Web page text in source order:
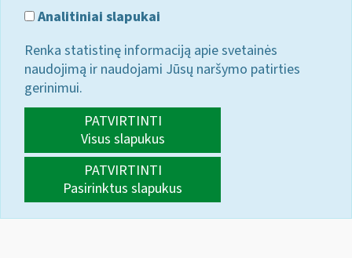
Analitiniai slapukai
Renka statistinę informaciją apie svetainės
naudojimą ir naudojami Jūsų naršymo patirties
gerinimui.
PATVIRTINTI
Visus slapukus
PATVIRTINTI
Pasirinktus slapukus